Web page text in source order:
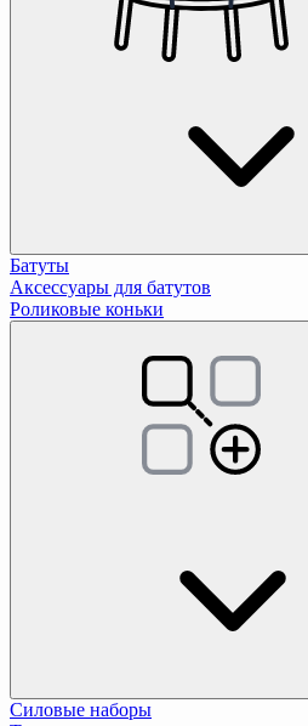
Батуты
Аксессуары для батутов
Роликовые коньки
Силовые наборы